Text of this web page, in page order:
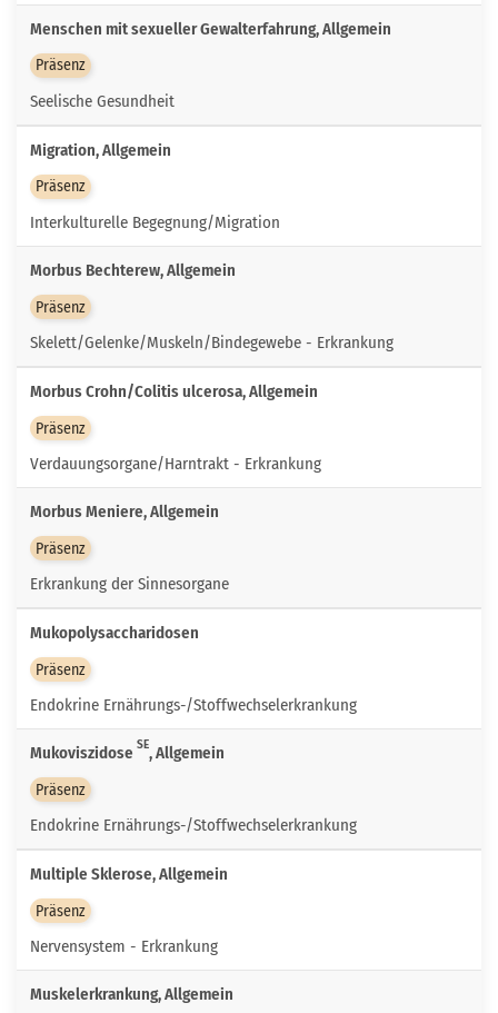
Menschen mit sexueller Gewalterfahrung, Allgemein
Präsenz
Seelische Gesundheit
Migration, Allgemein
Präsenz
Interkulturelle Begegnung/Migration
Morbus Bechterew, Allgemein
Präsenz
Skelett/Gelenke/Muskeln/Bindegewebe - Erkrankung
Morbus Crohn/Colitis ulcerosa, Allgemein
Präsenz
Verdauungsorgane/Harntrakt - Erkrankung
Morbus Meniere, Allgemein
Präsenz
Erkrankung der Sinnesorgane
Mukopolysaccharidosen
Präsenz
Endokrine Ernährungs-/Stoffwechselerkrankung
Mukoviszidose SE, Allgemein
Präsenz
Endokrine Ernährungs-/Stoffwechselerkrankung
Multiple Sklerose, Allgemein
Präsenz
Nervensystem - Erkrankung
Muskelerkrankung, Allgemein